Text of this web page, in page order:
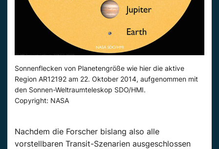
Sonnenflecken von Planetengröße wie hier die aktive
Region AR12192 am 22. Oktober 2014, aufgenommen mit
den Sonnen-Weltraumteleskop SDO/HMI.
Copyright: NASA
Nachdem die Forscher bislang also alle
vorstellbaren Transit-Szenarien ausgeschlossen